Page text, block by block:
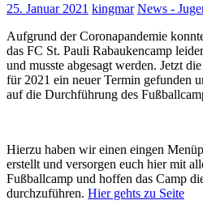
25. Januar 2021 kingmar News -
Aufgrund der Coronapandemie
das FC St. Pauli Rabaukencamp
und musste abgesagt werden. Jetzt
für 2021 ein neuer Termin gefunden
auf die Durchführung des
Hierzu haben wir einen eingen
erstellt und versorgen euch hier mit
Fußballcamp und hoffen das Camp
durchzuführen. Hier gehts zu Seite